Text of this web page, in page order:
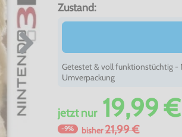
Zustand:
Getestet & voll funktionstüchtig -
Umverpackung
jetztnur19,99 €
-9% bisher21,99 €